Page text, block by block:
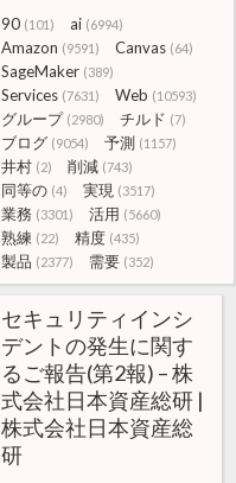
90 (101) ai (6994)
Amazon (9591) Canvas (64)
SageMaker (389)
Services (7631) Web (10593)
グループ (2980) チルド (7)
ブログ (9054) 予測 (1157)
井村 (2) 削減 (743)
同等の (4) 実現 (3517)
業務 (3301) 活用 (5660)
熟練 (22) 精度 (435)
製品 (2377) 需要 (352)
セキュリティインシ
デントの発生に関す
るご報告(第2報) – 株
式会社日本資産総研 |
株式会社日本資産総
研